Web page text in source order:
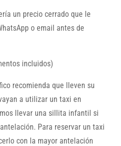
un precio cerrado que le
o email antes de
incluidos)
recomienda que lleven su
a utilizar un taxi en
llevar una sillita infantil si
Para reservar un taxi
con la mayor antelación